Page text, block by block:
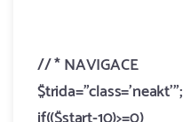
//* NAVIGACE
$trida="class='neakt'";